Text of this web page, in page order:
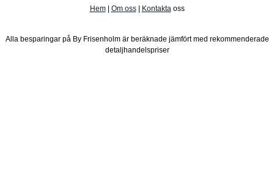
Hem| Om oss| Kontaktaoss
Alla besparingar på By Frisenholm är beräknade jämfört med rekommenderade
detaljhandelspriser